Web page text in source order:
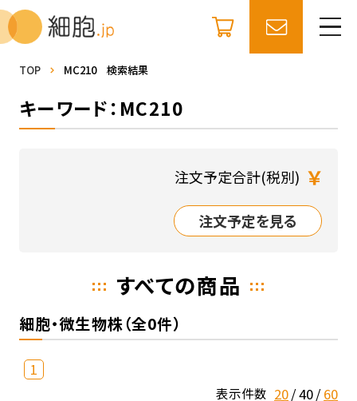
TOP MC210 検索結果
キーワード：MC210
注文予定合計(税別) ￥
注文予定を見る
すべての商品
細胞・微生物株（全0件）
1
表示件数 20 40 60